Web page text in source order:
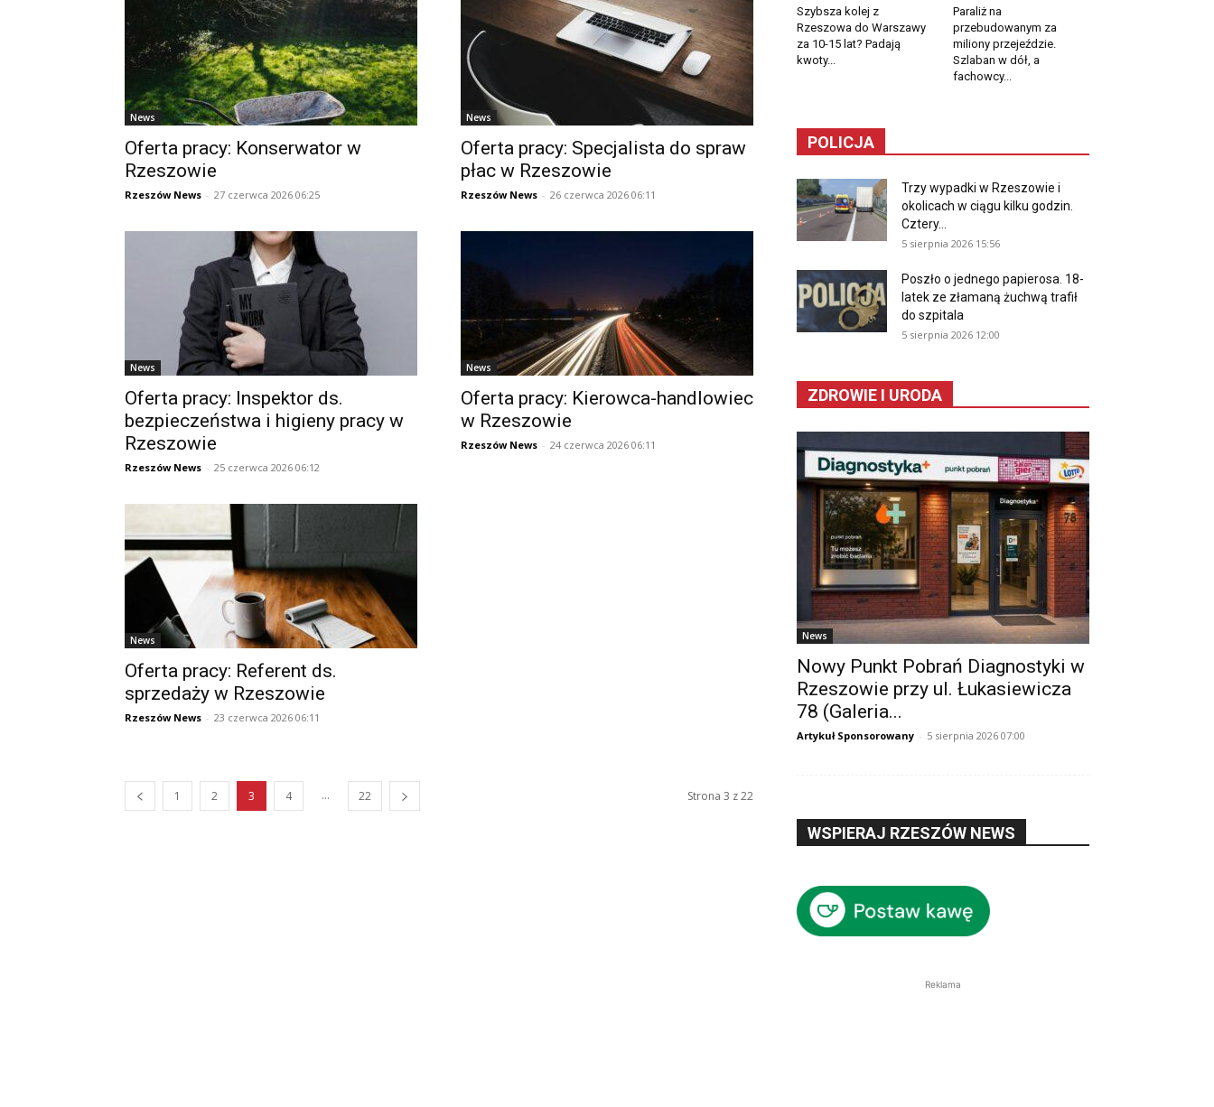
News
Oferta pracy: Konserwator w
Rzeszowie
Rzeszów News - 27 czerwca 2026 06:25
News
Oferta pracy: Specjalista do spraw
płac w Rzeszowie
Rzeszów News - 26 czerwca 2026 06:11
News
Oferta pracy: Inspektor ds.
bezpieczeństwa i higieny pracy w
Rzeszowie
Rzeszów News - 25 czerwca 2026 06:12
News
Oferta pracy: Kierowca-handlowiec
w Rzeszowie
Rzeszów News - 24 czerwca 2026 06:11
News
Oferta pracy: Referent ds.
sprzedaży w Rzeszowie
Rzeszów News - 23 czerwca 2026 06:11
1 2 3 4 ... 22 Strona 3 z 22
Szybsza kolej z
Rzeszowa do Warszawy
za 10-15 lat? Padają
kwoty...
Paraliż na
przebudowanym za
miliony przejeździe.
Szlaban w dół, a
fachowcy...
POLICJA
Trzy wypadki w Rzeszowie i
okolicach w ciągu kilku godzin.
Cztery...
5 sierpnia 2026 15:56
Poszło o jednego papierosa. 18-
latek ze złamaną żuchwą trafił
do szpitala
5 sierpnia 2026 12:00
ZDROWIE I URODA
News
Nowy Punkt Pobrań Diagnostyki w
Rzeszowie przy ul. Łukasiewicza
78 (Galeria...
Artykuł Sponsorowany - 5 sierpnia 2026 07:00
WSPIERAJ RZESZÓW NEWS
Reklama